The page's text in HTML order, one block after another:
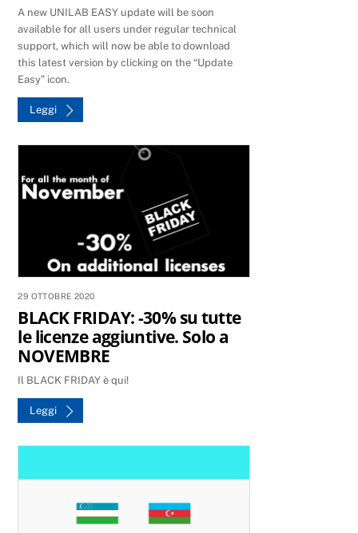
A new UNILAB EASY update will be soon
available for all users under regular technical
support, which will now be able to download
this latest version by clicking on the “Update
Easy” icon.
Leggi
29 OTTOBRE 2020
BLACK FRIDAY: -30% su tutte
le licenze aggiuntive. Solo a
NOVEMBRE
Il BLACK FRIDAY è qui!
Leggi